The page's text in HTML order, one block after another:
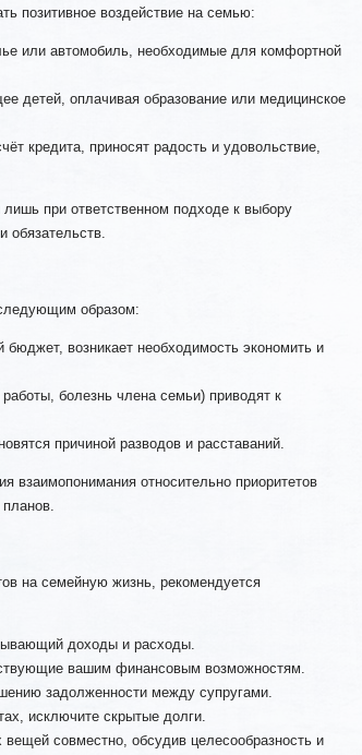
позитивное воздействие на семью:
или автомобиль, необходимые для комфортной
детей, оплачивая образование или медицинское
кредита, приносят радость и удовольствие,
при ответственном подходе к выбору
обязательств.
образом:
возникает необходимость экономить и
болезнь члена семьи) приводят к
причиной разводов и расставаний.
взаимопонимания относительно приоритетов
планов.
на семейную жизнь, рекомендуется
доходы и расходы.
вашим финансовым возможностям.
задолженности между супругами.
исключите скрытые долги.
совместно, обсудив целесообразность и